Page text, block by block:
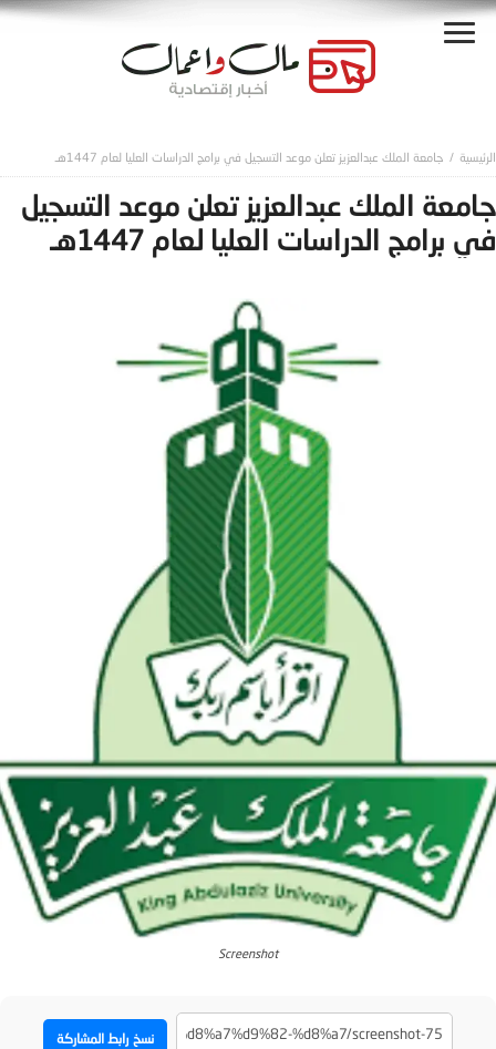
جامعة الملك عبدالعزيز تعلن موعد التسجيل في برامج الدراسات العليا لعام 1447هـ
جامعة الملك عبدالعزيز تعلن موعد التسجيل
في برامج الدراسات العليا لعام 1447هـ
Screenshot
نسخ رابط المشاركة